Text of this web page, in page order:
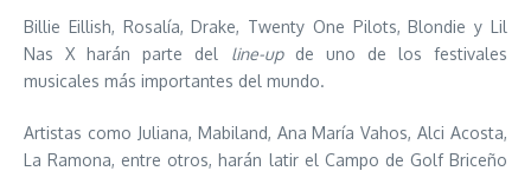
Billie Eillish, Rosalía, Drake, Twenty One Pilots, Blondie y Lil
Nas X harán parte del line-upde uno de los festivales
musicales más importantes del mundo.
Artistas como Juliana, Mabiland, Ana María Vahos, Alci Acosta,
La Ramona, entre otros, harán latir el Campo de Golf Briceño